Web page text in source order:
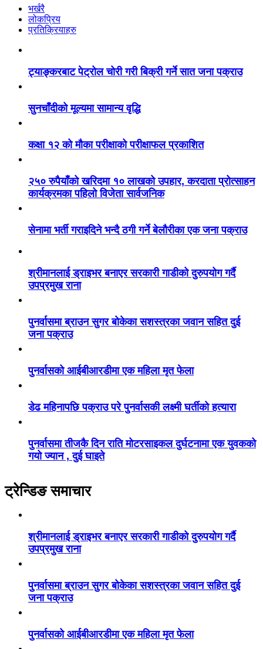
भर्खरै
लोकप्रिय
प्रतिक्रियाहरु
ट्याङ्करबाट पेट्रोल चोरी गरी बिक्री गर्ने सात जना पक्राउ
सुनचाँदीको मूल्यमा सामान्य वृद्धि
कक्षा १२ को मौका परीक्षाको परीक्षाफल प्रकाशित
२५० रुपैयाँको खरिदमा १० लाखको उपहार, करदाता प्रोत्साहन
कार्यक्रमका पहिलो विजेता सार्वजनिक
सेनामा भर्ती गराइदिने भन्दै ठगी गर्ने बेलौरीका एक जना पक्राउ
श्रीमानलाई ड्राइभर बनाएर सरकारी गाडीको दुरुपयोग गर्दै
उपप्रमुख राना
पुनर्वासमा ब्राउन सुगर बोकेका सशस्त्रका जवान सहित दुई
जना पक्राउ
पुनर्वासको आईबीआरडीमा एक महिला मृत फेला
डेढ महिनापछि पक्राउ परे पुनर्वासकी लक्ष्मी घर्तीको हत्यारा
पुनर्वासमा तीजकै दिन राति मोटरसाइकल दुर्घटनामा एक युवकको
गयो ज्यान , दुई घाइते
ट्रेन्डिङ समाचार
श्रीमानलाई ड्राइभर बनाएर सरकारी गाडीको दुरुपयोग गर्दै
उपप्रमुख राना
पुनर्वासमा ब्राउन सुगर बोकेका सशस्त्रका जवान सहित दुई
जना पक्राउ
पुनर्वासको आईबीआरडीमा एक महिला मृत फेला